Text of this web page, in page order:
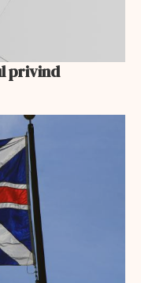
privind